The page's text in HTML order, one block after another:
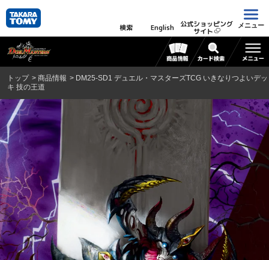
検索 English 公式ショッピング
サイト
メニュー
トップ 商品情報
DM25-SD1 デュエル・マスターズTCG いきなりつよいデッ
キ 技の王道